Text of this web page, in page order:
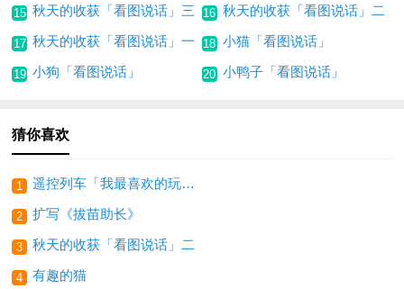
15 秋天的收获「看图说话」三 16 秋天的收获「看图说话」二
17 秋天的收获「看图说话」一 18 小猫「看图说话」
19 小狗「看图说话」 20 小鸭子「看图说话」
猜你喜欢
1 遥控列车「我最喜欢的玩具」
2 扩写《拔苗助长》
3 秋天的收获「看图说话」二
4 有趣的猫